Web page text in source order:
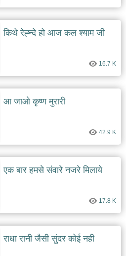
किथे रेह्न्दे हो आज कल श्याम जी
16.7 K
आ जाओ कृष्ण मुरारी
42.9 K
एक बार हमसे संवारे नजरे मिलाये
17.8 K
राधा रानी जैसी सुंदर कोई नही